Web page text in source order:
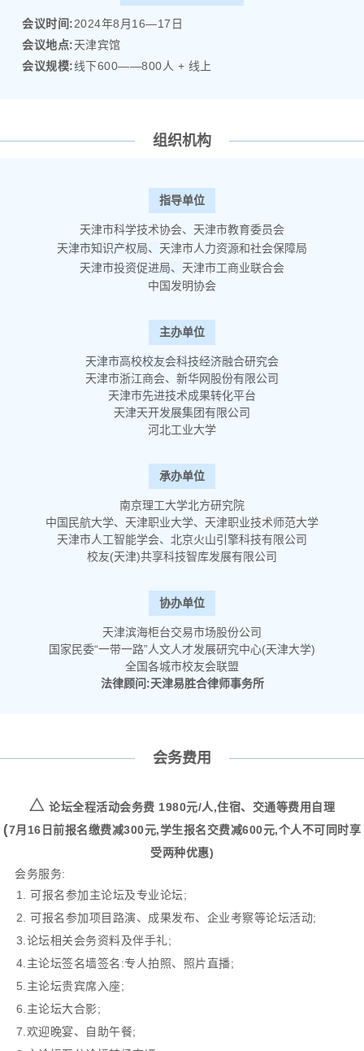
会议时间:2024年8月16—17日
会议地点:天津宾馆
会议规模:线下600——800人 + 线上
组织机构
指导单位
天津市科学技术协会、天津市教育委员会
天津市知识产权局、 天津市人力资源和社会保障局
天津市投资促进局、 天津市工商业联合会
中国发明协会
主办单位
天津市高校校友会科技经济融合研究会
天津市浙江商会、 新华网股份有限公司
天津市先进技术成果转化平台
天津天开发展集团有限公司
河北工业大学
承办单位
南京理工大学北方研究院
中国民航大学、 天津职业大学、天津职业技术师范大学
天津市人工智能学会、北京火山引擎科技有限公司
校友(天津)共享科技智库发展有限公司
协办单位
天津滨海柜台交易市场股份公司
国家民委“一带一路”人文人才发展研究中心(天津大学)
全国各城市校友会联盟
法律顾问:天津易胜合律师事务所
会务费用
△ 论坛全程活动会务费 1980元/人,住宿、交通等费用自理
(7月16日前报名缴费减300元,学生报名交费减600元,个人不可同时享
受两种优惠)
会务服务:
1. 可报名参加主论坛及专业论坛;
2. 可报名参加项目路演、成果发布、企业考察等论坛活动;
3.论坛相关会务资料及伴手礼;
4.主论坛签名墙签名:专人拍照、照片直播;
5.主论坛贵宾席入座;
6.主论坛大合影;
7.欢迎晚宴、自助午餐;